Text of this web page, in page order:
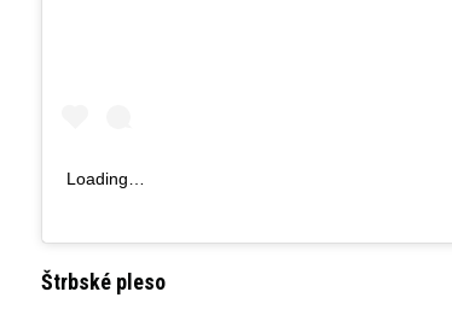
Loading…
Štrbské pleso